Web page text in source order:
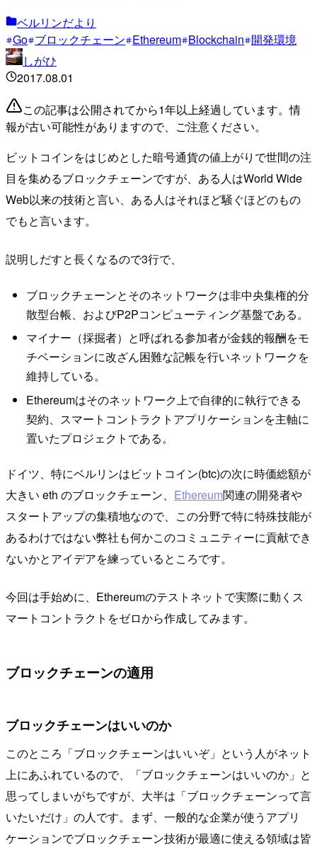
ベルリンだより
Go ブロックチェーン Ethereum Blockchain 開発環境
しがひ
2017.08.01
この記事は公開されてから1年以上経過しています。情
報が古い可能性がありますので、ご注意ください。
ビットコインをはじめとした暗号通貨の値上がりで世間の注
目を集めるブロックチェーンですが、ある人はWorld Wide
Web以来の技術と言い、ある人はそれほど騒ぐほどのもの
でもと言います。
説明しだすと長くなるので3行で、
ブロックチェーンとそのネットワークは非中央集権的分
散型台帳、およびP2Pコンピューティング基盤である。
マイナー（採掘者）と呼ばれる参加者が金銭的報酬をモ
チベーションに改ざん困難な記帳を行いネットワークを
維持している。
Ethereumはそのネットワーク上で自律的に執行できる
契約、スマートコントラクトアプリケーションを主軸に
置いたプロジェクトである。
ドイツ、特にベルリンはビットコイン(btc)の次に時価総額が
大きい eth のブロックチェーン、 Ethereum関連の開発者や
スタートアップの集積地なので、この分野で特に特殊技能が
あるわけではない弊社も何かこのコミュニティーに貢献でき
ないかとアイデアを練っているところです。
今回は手始めに、Ethereumのテストネットで実際に動くス
マートコントラクトをゼロから作成してみます。
ブロックチェーンの適用
ブロックチェーンはいいのか
このところ「ブロックチェーンはいいぞ」という人がネット
上にあふれているので、「ブロックチェーンはいいのか」と
思ってしまいがちですが、大半は「ブロックチェーンって言
いたいだけ」の人です。まず、一般的な企業が使うアプリ
ケーションでブロックチェーン技術が最適に使える領域は皆